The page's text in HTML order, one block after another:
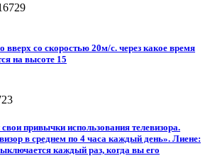
вверх со скоростью 20м/с. через какое время
на высоте 15
привычки использования телевизора.
в среднем по 4 часа каждый день». Лиене:
каждый раз, когда вы его